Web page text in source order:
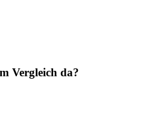
Vergleich da?